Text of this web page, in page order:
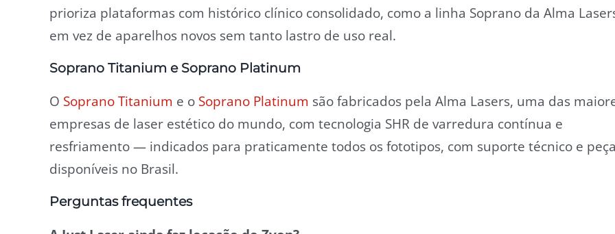
prioriza plataformas com histórico clínico consolidado, como a linha Soprano da Alma
em vez de aparelhos novos sem tanto lastro de uso real.
Soprano Titanium e Soprano Platinum
O Soprano Titanium e o Soprano Platinum são fabricados pela Alma Lasers, uma das
empresas de laser estético do mundo, com tecnologia SHR de varredura contínua e
resfriamento — indicados para praticamente todos os fototipos, com suporte técnico e
disponíveis no Brasil.
Perguntas frequentes